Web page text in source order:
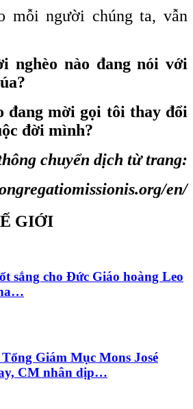
mỗi người chúng ta, vẫn
nghèo nào đang nói với
đang mời gọi tôi thay đổi
đời mình?
chuyển dịch từ trang:
en/
GIỚI
sắng cho Đức Giáo hoàng Leo
Giám Mục Mons José
CM nhân dịp…